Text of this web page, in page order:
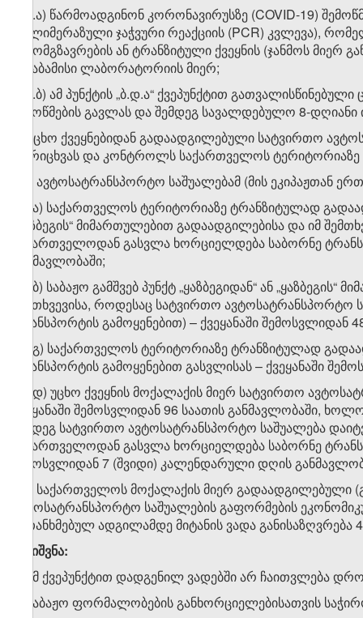
ბ.დ.ა) წარმოადგინონ კორონავირუსზე (COVID-19)
პოლიმერაზული ჯაჭვური რეაქციის (PCR) კვლევა),
გამომგზავრების ან ტრანზიტული ქვეყნის (ჯანმოს მიერ
შესაბამისი ლაბორატორიის მიერ;
ბ.დ.ბ) ამ პუნქტის „ბ.დ.ა“ ქვეპუნქტით
შემოწმების გავლას და შემდეგ სავალდებულო 8-
გ) უცხო ქვეყნებიდან გადაადგილებული სატვირთო
აღრიცხვას და კონტროლს საქართველოს ტერიტორიაზე
გ.ა) ავტოსატრანსპორტო საშუალებამ (მის
გ.ა.ა) საქართველოს ტერიტორიაზე ტრანზიტულად
„ყაზბეგის“ მიმართულებით გადაადგილებისა და იმ
საქართველოდან გასვლა ხორციელდება საბორნე
განმავლობაში;
გ.ა.ბ) საბაჟო გამშვებ პუნქტ „ყაზბეგიდან“ ან
შემთხვევისა, როდესაც სატვირთო
ტრანსპორტის გამოყენებით) – ქვეყანაში შემოსვლიდან
გ.ა.გ) საქართველოს ტერიტორიაზე ტრანზიტულად
ტრანსპორტის გამოყენებით გასვლისას – ქვეყანაში
გ.ა.დ) უცხო ქვეყნის მოქალაქის მიერ სატვირთო
ქვეყანაში შემოსვლიდან 96 საათის განმავლობაში,
შემდეგ სატვირთო ავტოსატრანსპორტო საშუალება
საქართველოდან გასვლა ხორციელდება საბორნე
შემოსვლიდან 7 (შვიდი) კალენდარული დღის
გ.ბ) საქართველოს მოქალაქის მიერ
ავტოსატრანსპორტო საშუალების გაფორმების
შეთანხმებულ ადგილამდე მიტანის ვადა განისაზღვრება
შენიშვნა:
1. ამ ქვეპუნქტით დადგენილ ვადებში არ ჩაითვლება
ა) საბაჟო ფორმალობების განხორციელებისათვის